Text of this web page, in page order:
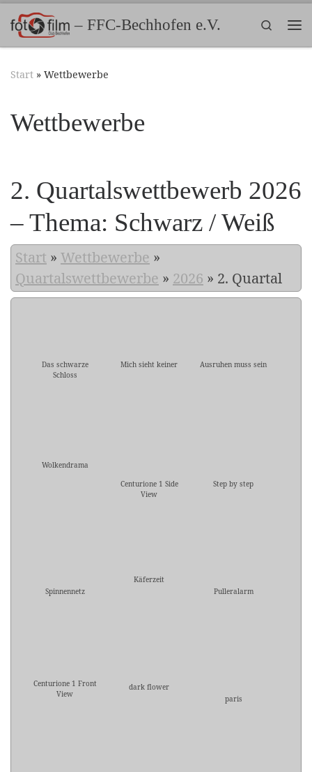
Zum Inhalt springen– FFC-Bechhofen e.V.
Search
Start » Wettbewerbe
Wettbewerbe
2. Quartalswettbewerb 2026
– Thema: Schwarz / Weiß
Start » Wettbewerbe »
Quartalswettbewerbe » 2026 » 2. Quartal
Das schwarze
Schloss
Mich sieht keiner Ausruhen muss sein
Wolkendrama
Centurione 1 Side
View
Step by step
Spinnennetz
Käferzeit
Pulleralarm
Centurione 1 Front
View
dark flower
paris